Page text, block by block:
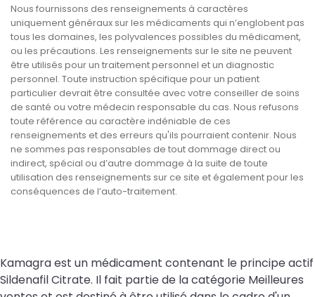
Nous fournissons des renseignements à caractères
uniquement généraux sur les médicaments qui n’englobent pas
tous les domaines, les polyvalences possibles du médicament,
ou les précautions. Les renseignements sur le site ne peuvent
être utilisés pour un traitement personnel et un diagnostic
personnel. Toute instruction spécifique pour un patient
particulier devrait être consultée avec votre conseiller de soins
de santé ou votre médecin responsable du cas. Nous refusons
toute référence au caractère indéniable de ces
renseignements et des erreurs qu'ils pourraient contenir. Nous
ne sommes pas responsables de tout dommage direct ou
indirect, spécial ou d’autre dommage à la suite de toute
utilisation des renseignements sur ce site et également pour les
conséquences de l’auto-traitement.
Kamagra est un médicament contenant le principe actif
Sildenafil Citrate. Il fait partie de la catégorie Meilleures